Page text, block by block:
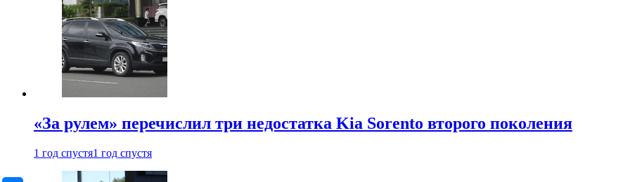
«За рулем» перечислил три недостатка Kia Sorento второго поколения
1 год спустя1 год спустя